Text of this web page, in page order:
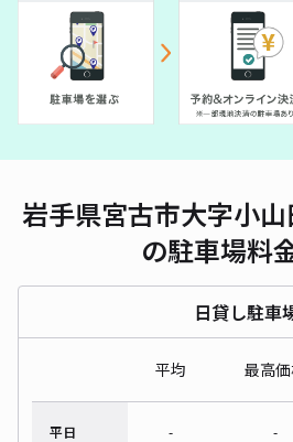
岩手県宮古市大字小
の駐車場料
日貸し駐車
平均 最高
平日 - -